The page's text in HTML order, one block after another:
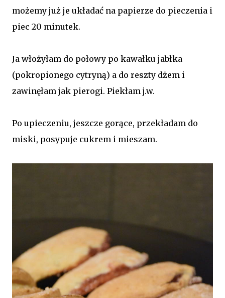
możemy już je układać na papierze do pieczenia i
piec 20 minutek.
Ja włożyłam do połowy po kawałku jabłka
(pokropionego cytryną) a do reszty dżem i
zawinęłam jak pierogi. Piekłam j.w.
Po upieczeniu, jeszcze gorące, przekładam do
miski, posypuje cukrem i mieszam.